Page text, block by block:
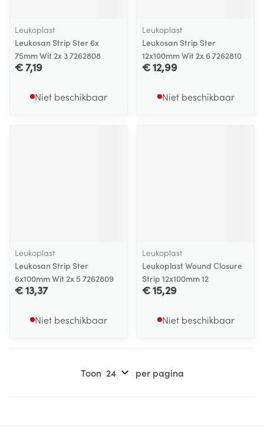
Leukoplast
Leukosan Strip Ster 6x
75mm Wit 2x 3 7262808
€ 7,19
Niet beschikbaar
Leukoplast
Leukosan Strip Ster
12x100mm Wit 2x 6 7262810
€ 12,99
Niet beschikbaar
Leukoplast
Leukosan Strip Ster
6x100mm Wit 2x 5 7262809
€ 13,37
Niet beschikbaar
Leukoplast
Leukoplast Wound Closure
Strip 12x100mm 12
€ 15,29
Niet beschikbaar
Toon per pagina